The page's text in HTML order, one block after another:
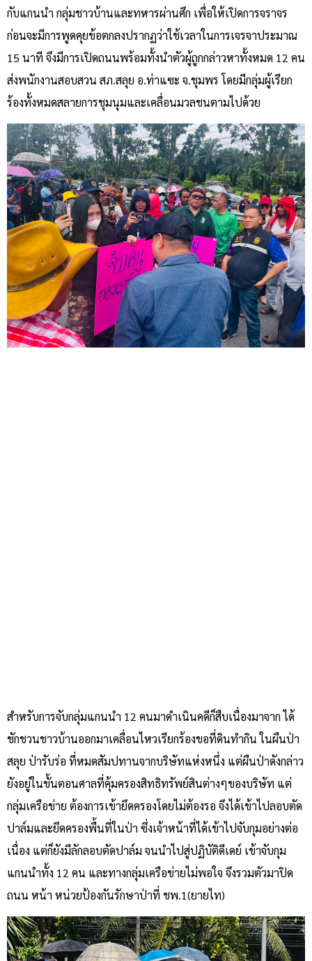
กับแกนนำ กลุ่มชาวบ้านและทหารผ่านศึก เพื่อให้เปิดการจราจร
ก่อนจะมีการพูดคุยข้อตกลงปรากฏว่าใช้เวลาในการเจรจาประมาณ
15 นาที จึงมีการเปิดถนนพร้อมทั้งนำตัวผู้ถูกกล่าวหาทั้งหมด 12 คน
ส่งพนักงานสอบสวน สภ.สลุย อ.ท่าแซะ จ.ชุมพร โดยมีกลุ่มผู้เรียก
ร้องทั้งหมดสลายการชุมนุมและเคลื่อนมวลชนตามไปด้วย
สำหรับการจับกลุ่มแกนนำ 12 คนมาดำเนินคดีก็สืบเนื่องมาจาก ได้
ชักชวนชาวบ้านออกมาเคลื่อนไหวเรียกร้องขอที่ดินทำกิน ในผืนป่า
สลุย ป่ารับร่อ ที่หมดสัมปทานจากบริษัทแห่งหนึ่ง แต่ผืนป่าดังกล่าว
ยังอยู่ในขั้นตอนศาลที่คุ้มครองสิทธิทรัพย์สินต่างๆของบริษัท แต่
กลุ่มเครือข่าย ต้องการเข้ายึดครองโดยไม่ต้องรอ จึงได้เข้าไปลอบตัด
ปาล์มและยึดครองพื้นที่ในป่า ซึ่งเจ้าหน้าที่ได้เข้าไปจับกุมอย่างต่อ
เนื่อง แต่ก็ยังมีลักลอบตัดปาล์ม จนนำไปสู่ปฏิบัติดีเดย์ เข้าจับกุม
แกนนำทั้ง 12 คน และทางกลุ่มเครือข่ายไม่พอใจ จึงรวมตัวมาปิด
ถนน หน้า หน่วยป้องกันรักษาป่าที่ ชพ.1(ยายไท)